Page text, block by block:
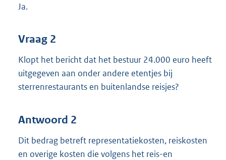
Ja.
Vraag 2
Klopt het bericht dat het bestuur 24.000 euro heeft
uitgegeven aan onder andere etentjes bij
sterrenrestaurants en buitenlandse reisjes?
Antwoord 2
Dit bedrag betreft representatiekosten, reiskosten
en overige kosten die volgens het reis-en